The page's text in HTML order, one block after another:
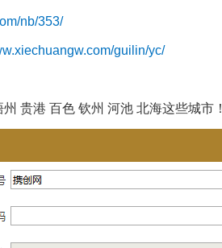
nb/353/
www.xiechuangw.com/guilin/yc/
贵港 百色 钦州 河池 北海这些城市